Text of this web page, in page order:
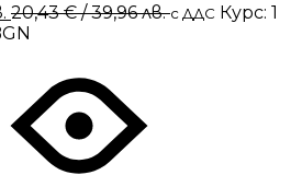
20,43€/ 39,96 лв.с ДДС Курс: 1